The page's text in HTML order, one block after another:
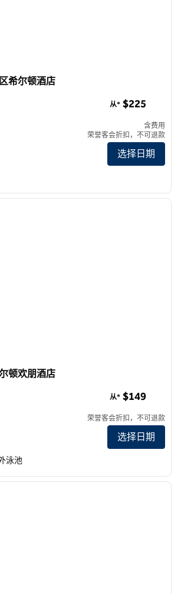
希尔顿酒店
煤气灯区酒店的详细信息
从* $225
含费用
荣誉客会折扣，不可退款
选择日期
下一
顿欢朋酒店
中心酒店详情
从* $149
荣誉客会折扣，不可退款
选择日期
泳池
下一